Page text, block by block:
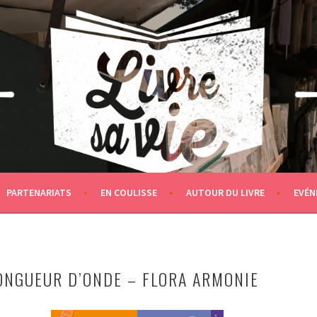
PARTENARIATS EN COULISSE AUTOUR DU LIVRE
D’ONDE – FLORA ARMONIE